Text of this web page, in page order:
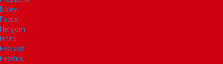
Boley
Focus
Hergom
Hitze
Everest
FireBird